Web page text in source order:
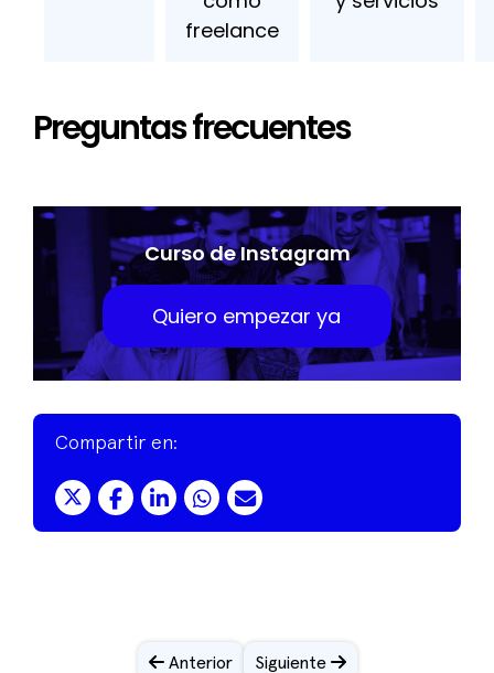
freelance
Preguntas frecuentes
Curso de Instagram
Quiero empezar ya
Compartir en:
Anterior Siguiente